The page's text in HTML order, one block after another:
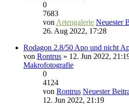
0
7683
von Artengalerie Neuester
26. Aug 2022, 17:28
Rodagon 2.8/50 Apo und nicht
von Rontrus » 12. Jun 2022,
Makrofotografie
0
4124
von Rontrus Neuester
12. Jun 2022, 21:19